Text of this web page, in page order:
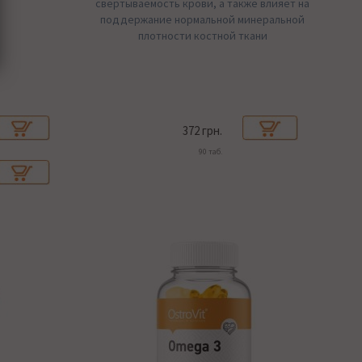
свертываемость крови, а также влияет на
поддержание нормальной минеральной
плотности костной ткани
372 грн.
90 таб.